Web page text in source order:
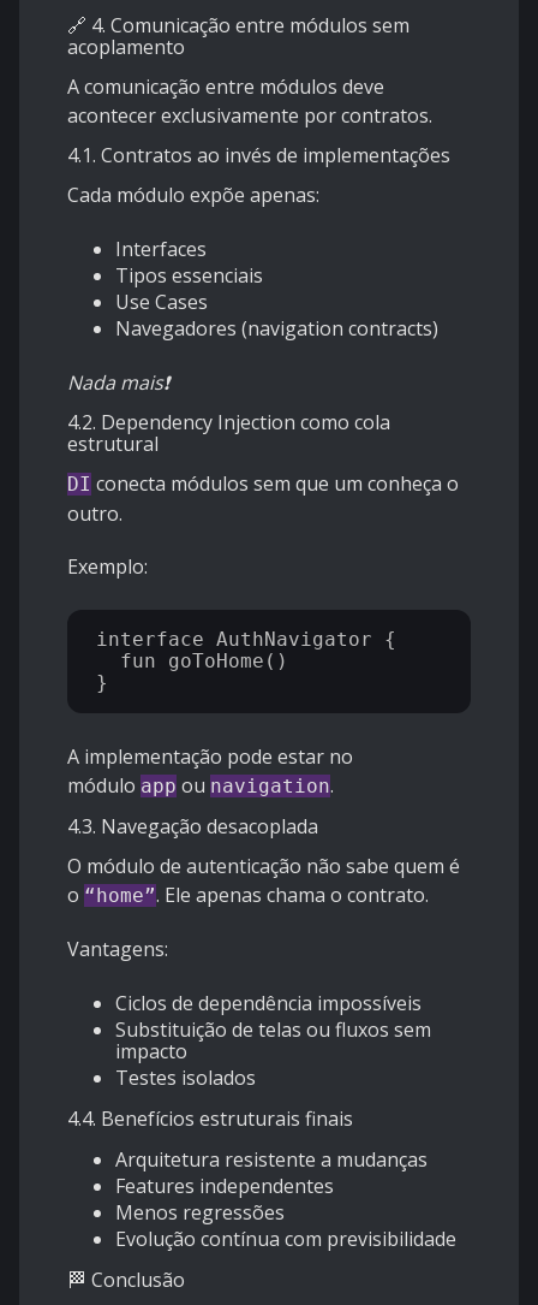
🔗 4. Comunicação entre módulos sem
acoplamento
A comunicação entre módulos deve
acontecer exclusivamente por contratos.
4.1. Contratos ao invés de implementações
Cada módulo expõe apenas:
Interfaces
Tipos essenciais
Use Cases
Navegadores (navigation contracts)
Nada mais❗
4.2. Dependency Injection como cola
estrutural
DI conecta módulos sem que um conheça o
outro.
Exemplo:
interface AuthNavigator {
A implementação pode estar no
módulo app ou navigation.
4.3. Navegação desacoplada
O módulo de autenticação não sabe quem é
o “home”. Ele apenas chama o contrato.
Vantagens:
Ciclos de dependência impossíveis
Substituição de telas ou fluxos sem
impacto
Testes isolados
4.4. Benefícios estruturais finais
Arquitetura resistente a mudanças
Features independentes
Menos regressões
Evolução contínua com previsibilidade
🏁 Conclusão